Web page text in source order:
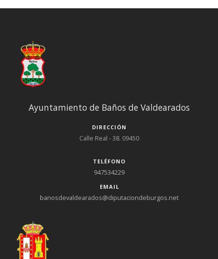
Ayuntamiento de Baños de Valdearados
DIRECCIÓN
Calle Real - 38. 09450
TELÉFONO
947534229
EMAIL
banosdevaldearados@diputaciondeburgos.net